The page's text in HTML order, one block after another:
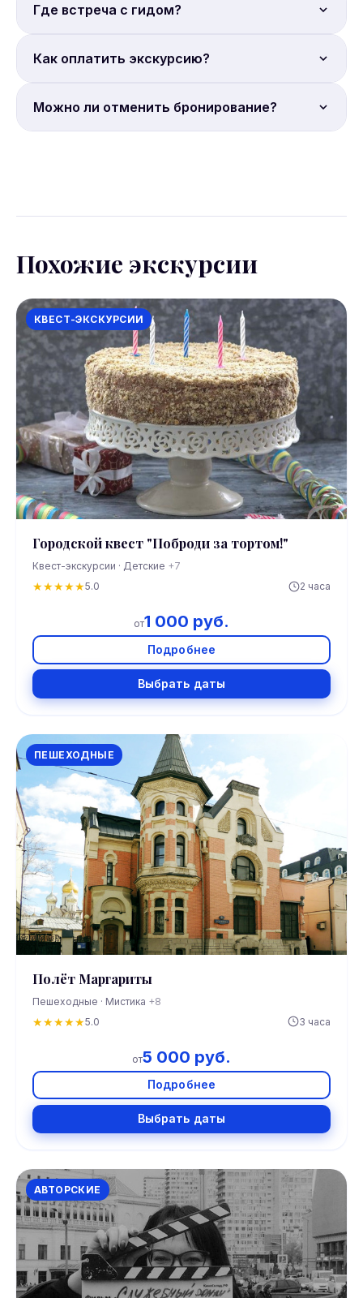
Цена от 4 500 руб. с человека. Бронируйте онлайн.
Где встреча с гидом?
Место встречи: Причал Крымский мост.
Как оплатить экскурсию?
Полная онлайн-оплата. Бронирование на сайте
Можно ли отменить бронирование?
Похожие экскурсии
КВЕСТ-ЭКСКУРСИИ
Городской квест "Поброди за тортом!"
Квест-экскурсии · Детские +7
★★★★★5.0 2 часа
от1 000 руб.
Подробнее
Выбрать даты
ПЕШЕХОДНЫЕ
Полёт Маргариты
Пешеходные · Мистика +8
★★★★★5.0 3 часа
от5 000 руб.
Подробнее
Выбрать даты
АВТОРСКИЕ